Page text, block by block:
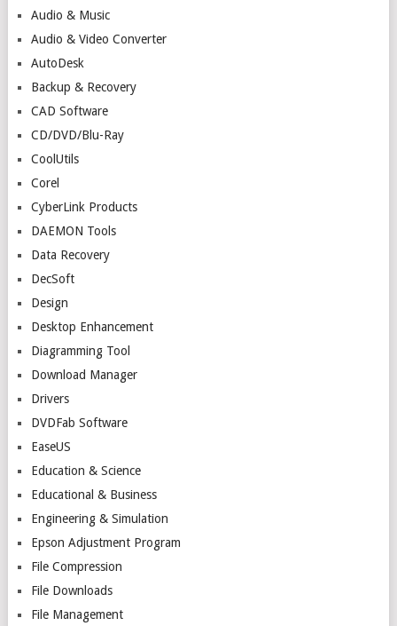
Audio & Music
Audio & Video Converter
AutoDesk
Backup & Recovery
CAD Software
CD/DVD/Blu-Ray
CoolUtils
Corel
CyberLink Products
DAEMON Tools
Data Recovery
DecSoft
Design
Desktop Enhancement
Diagramming Tool
Download Manager
Drivers
DVDFab Software
EaseUS
Education & Science
Educational & Business
Engineering & Simulation
Epson Adjustment Program
File Compression
File Downloads
File Management